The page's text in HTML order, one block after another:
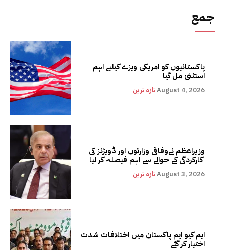
جمع
پاکستانیوں کو امریکی ویزے کیلیے اہم
استثنیٰ مل گیا
تازہ ترینAugust 4, 2026
وزیراعظم نےوفاقی وزارتوں اور ڈویژنز کی
کارکردگی کے حوالے سے اہم فیصلہ کر لیا
تازہ ترینAugust 3, 2026
ایم کیو ایم پاکستان میں اختلافات شدت
اختیار کر گئے